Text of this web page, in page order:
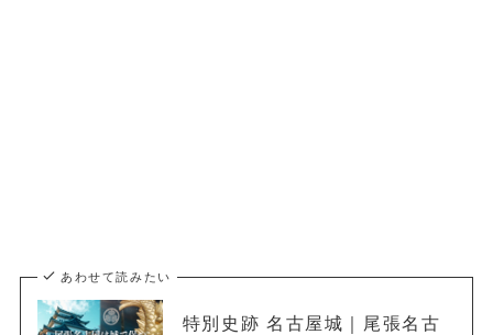
あわせて読みたい
特別史跡 名古屋城｜尾張名古